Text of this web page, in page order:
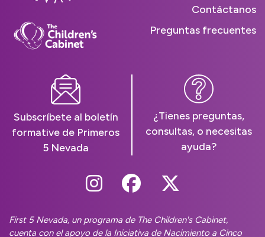
Contáctanos
Preguntas frecuentes
Subscríbete al boletín
formative de Primeros
5 Nevada
¿Tienes preguntas,
consultas, o necesitas
ayuda?
Follow Us On
Follow Us On
Follow Us
First 5 Nevada, un programa de The Children's Cabinet,
cuenta con el apoyo de la Iniciativa de Nacimiento a Cinco